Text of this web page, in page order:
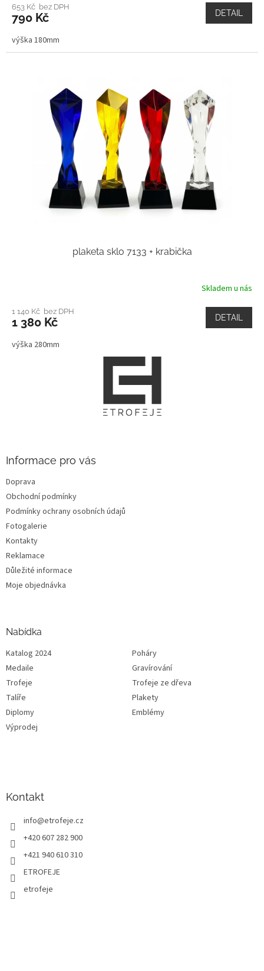
653 Kč bez DPH
790 Kč DETAIL
výška 180mm
plaketa sklo 7133 + krabička
Skladem u nás
1 140 Kč bez DPH
1 380 Kč DETAIL
výška 280mm
Informace pro vás
Doprava
Obchodní podmínky
Podmínky ochrany osobních údajů
Fotogalerie
Kontakty
Reklamace
Důležité informace
Moje objednávka
Nabídka
Katalog 2024
Poháry
Medaile
Gravírování
Trofeje
Trofeje ze dřeva
Talíře
Plakety
Diplomy
Emblémy
Výprodej
Kontakt
info@etrofeje.cz
+420 607 282 900
+421 940 610 310
ETROFEJE
etrofeje